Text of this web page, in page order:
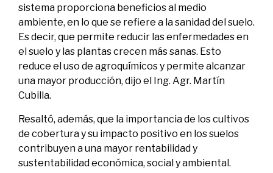
sistema proporciona beneficios al medio
ambiente, en lo que se refiere a la sanidad del suelo.
Es decir, que permite reducir las enfermedades en
el suelo y las plantas crecen más sanas. Esto
reduce el uso de agroquímicos y permite alcanzar
una mayor producción, dijo el Ing. Agr. Martín
Cubilla.
Resaltó, además, que la importancia de los cultivos
de cobertura y su impacto positivo en los suelos
contribuyen a una mayor rentabilidad y
sustentabilidad económica, social y ambiental.